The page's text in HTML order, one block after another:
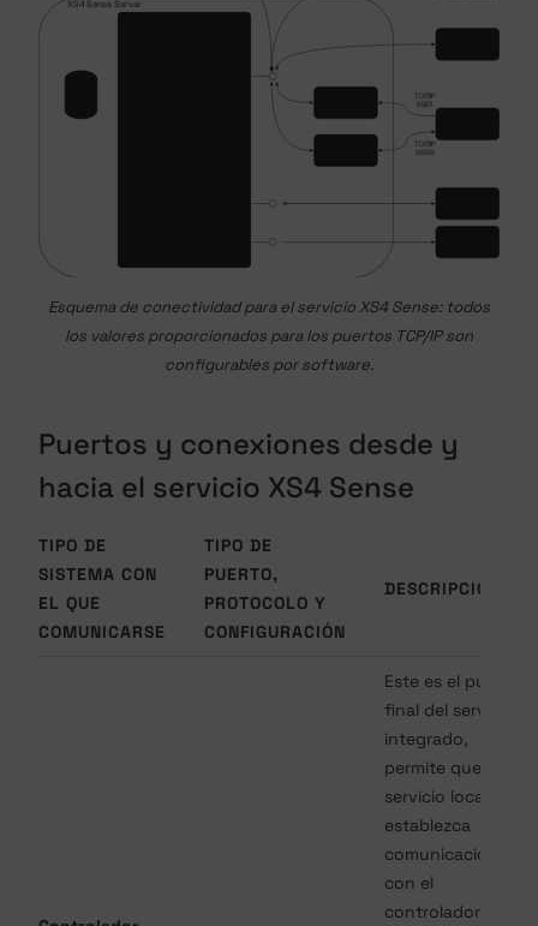
Esquema de conectividad para el servicio XS4 Sense: todos
los valores proporcionados para los puertos TCP/IP son
configurables por software.
Puertos y conexiones desde y
hacia el servicio XS4 Sense
TIPO DE
SISTEMA CON
EL QUE
COMUNICARSE
TIPO DE
PUERTO,
PROTOCOLO Y
CONFIGURACIÓN
DESCRIPCIÓN
Este es el punto
final del servidor
integrado,
permite que el
servicio local
establezca
comunicación
con el
controlador XS4